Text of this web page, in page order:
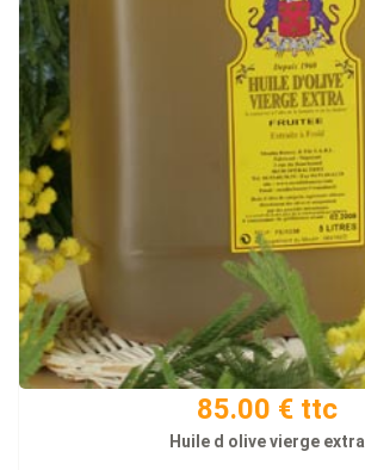
85.00 € ttc
Huile d olive vierge extra